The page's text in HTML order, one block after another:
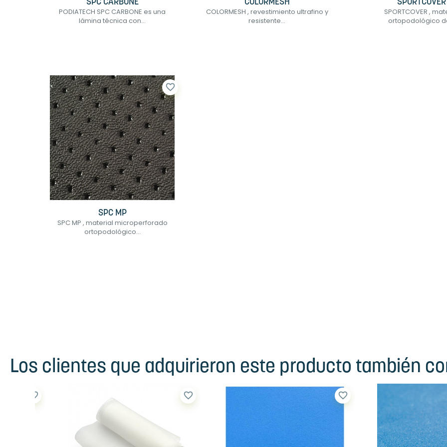
SPC CARBONE
PODIATECH SPC CARBONE es una
lámina técnica con...
COLORMESH
COLORMESH , revestimiento ultrafino y
resistente...
SPORTCOVER
SPORTCOVER ,
ortopodológico
SPC MP
SPC MP , material microperforado
ortopodológico...
favorite_border
Los clientes que adquirieron este producto también
favorite_border favorite_border favorite_border